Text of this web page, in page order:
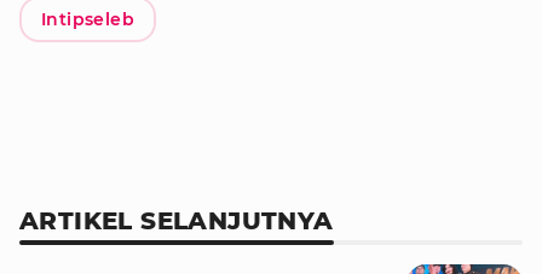
Intipseleb
ARTIKEL SELANJUTNYA